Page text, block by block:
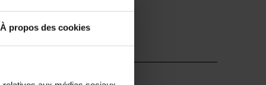
À propos des cookies